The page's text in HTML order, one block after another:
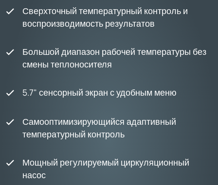
Сверхточный температурный контроль и
воспроизводимость результатов
Большой диапазон рабочей температуры без
смены теплоносителя
5.7" сенсорный экран с удобным меню
Самооптимизирующийся адаптивный
температурный контроль
Мощный регулируемый циркуляционный
насос